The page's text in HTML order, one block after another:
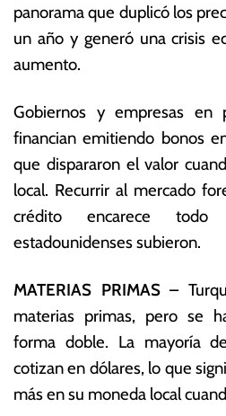
panorama que duplicó los
un año y generó una crisis
aumento.
Gobiernos y empresas en
financian emitiendo bonos
que dispararon el valor
local. Recurrir al mercado
crédito encarece
estadounidenses subieron.
MATERIAS PRIMAS–
materias primas, pero se
forma doble. La mayoría
cotizan en dólares, lo que
más en su moneda local